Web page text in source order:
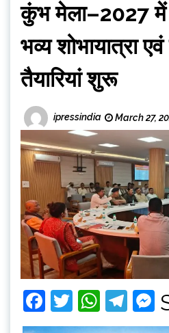
कुंभ मेला–2027 में
भव्य शोभायात्रा
तैयारियां शुरू
ipressindia March 27,
Facebook
Twitter